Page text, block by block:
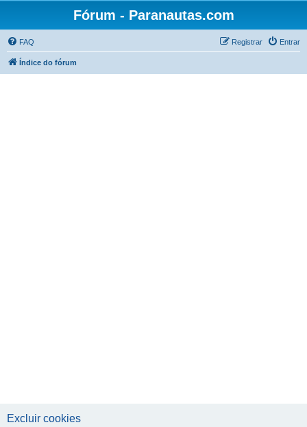
Fórum - Paranautas.com
FAQ Entrar
Registrar
Índice do fórum
Excluir cookies